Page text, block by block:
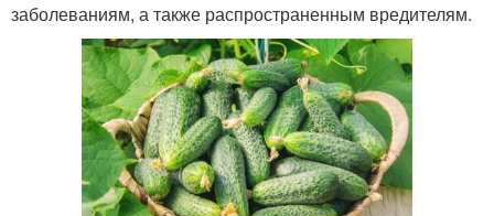
заболеваниям, а также распространенным вредителям.